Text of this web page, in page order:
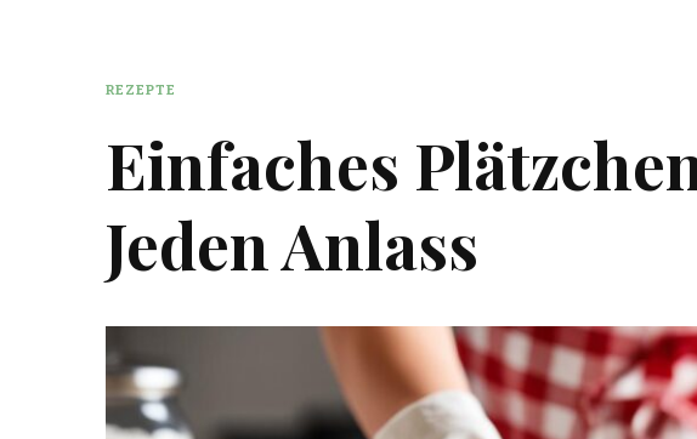
REZEPTE
Einfaches
Jeden Anlass